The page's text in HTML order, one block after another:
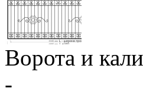
Ворота и